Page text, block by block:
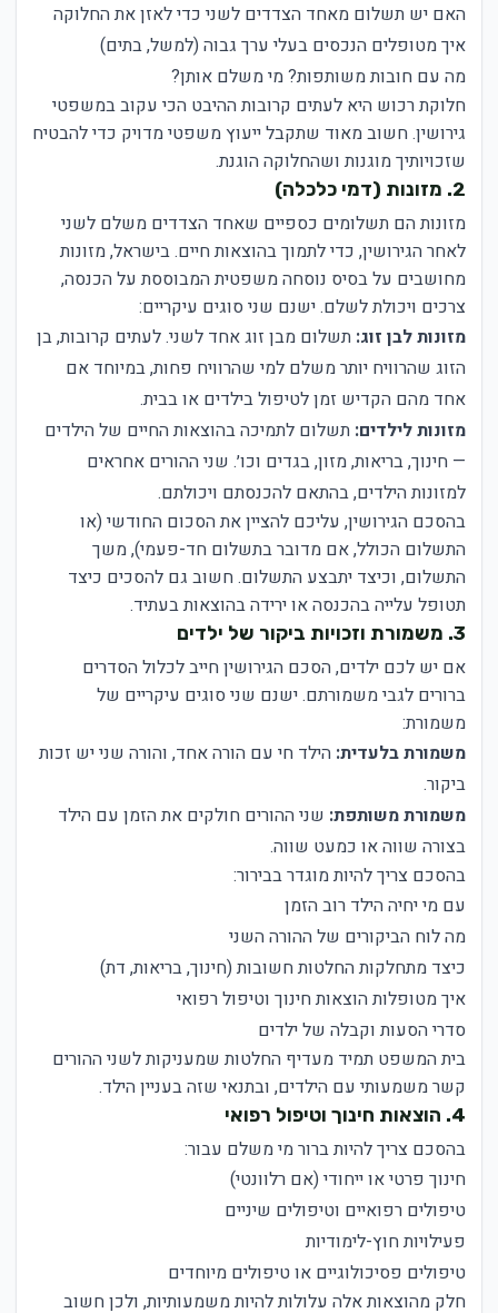
האם יש תשלום מאחד הצדדים לשני כדי לאזן את החלוקה
איך מטופלים הנכסים בעלי ערך גבוה (למשל, בתים)
מה עם חובות משותפות? מי משלם אותן?
חלוקת רכוש היא לעתים קרובות ההיבט הכי עקוב במשפטי
גירושין. חשוב מאוד שתקבל ייעוץ משפטי מדויק כדי להבטיח
שזכויותיך מוגנות ושהחלוקה הוגנת.
2. מזונות (דמי כלכלה)
מזונות הם תשלומים כספיים שאחד הצדדים משלם לשני
לאחר הגירושין, כדי לתמוך בהוצאות חיים. בישראל, מזונות
מחושבים על בסיס נוסחה משפטית המבוססת על הכנסה,
צרכים ויכולת לשלם. ישנם שני סוגים עיקריים:
מזונות לבן זוג: תשלום מבן זוג אחד לשני. לעתים קרובות, בן
הזוג שהרוויח יותר משלם למי שהרוויח פחות, במיוחד אם
אחד מהם הקדיש זמן לטיפול בילדים או בבית.
מזונות לילדים: תשלום לתמיכה בהוצאות החיים של הילדים
— חינוך, בריאות, מזון, בגדים וכו׳. שני ההורים אחראים
למזונות הילדים, בהתאם להכנסתם ויכולתם.
בהסכם הגירושין, עליכם להציין את הסכום החודשי (או
התשלום הכולל, אם מדובר בתשלום חד-פעמי), משך
התשלום, וכיצד יתבצע התשלום. חשוב גם להסכים כיצד
תטופל עלייה בהכנסה או ירידה בהוצאות בעתיד.
3. משמורת וזכויות ביקור של ילדים
אם יש לכם ילדים, הסכם הגירושין חייב לכלול הסדרים
ברורים לגבי משמורתם. ישנם שני סוגים עיקריים של
משמורת:
משמורת בלעדית: הילד חי עם הורה אחד, והורה שני יש זכות
ביקור.
משמורת משותפת: שני ההורים חולקים את הזמן עם הילד
בצורה שווה או כמעט שווה.
בהסכם צריך להיות מוגדר בבירור:
עם מי יחיה הילד רוב הזמן
מה לוח הביקורים של ההורה השני
כיצד מתחלקות החלטות חשובות (חינוך, בריאות, דת)
איך מטופלות הוצאות חינוך וטיפול רפואי
סדרי הסעות וקבלה של ילדים
בית המשפט תמיד מעדיף החלטות שמעניקות לשני ההורים
קשר משמעותי עם הילדים, ובתנאי שזה בעניין הילד.
4. הוצאות חינוך וטיפול רפואי
בהסכם צריך להיות ברור מי משלם עבור:
חינוך פרטי או ייחודי (אם רלוונטי)
טיפולים רפואיים וטיפולים שיניים
פעילויות חוץ-לימודיות
טיפולים פסיכולוגיים או טיפולים מיוחדים
חלק מהוצאות אלה עלולות להיות משמעותיות, ולכן חשוב